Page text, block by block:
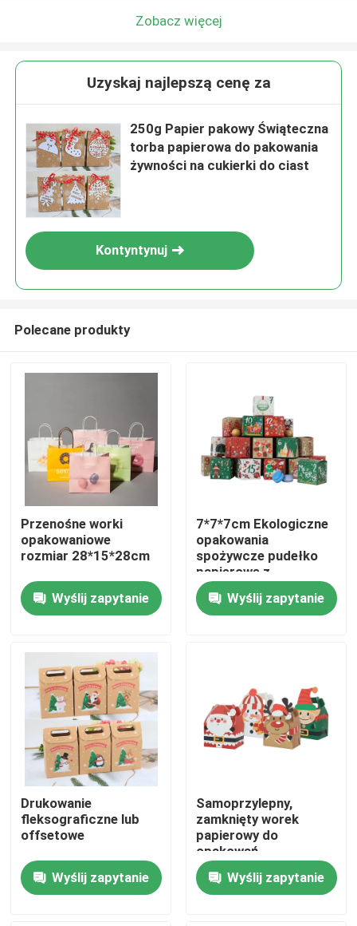
Dom
Filmy
O nas
Wycieczka po fabryce
Kontrola jakości
Skontaktuj się z nami
Aktualności
Opakowania do napojów spożywczych
Zobacz więcej
Uzyskaj najlepszą cenę za
250g Papier pakowy Świąteczna
torba papierowa do pakowania
żywności na cukierki do ciast
Kontyntynuj
Polecane produkty
Przenośne worki
opakowaniowe
rozmiar 28*15*28cm
Wyślij zapytanie
7*7*7cm Ekologiczne
opakowania
spożywcze pudełko
papierowe z
fleksograficzną lub
offsetową druką
Wyślij zapytanie
Drukowanie
fleksograficzne lub
offsetowe
Wyślij zapytanie
Samoprzylepny,
zamknięty worek
papierowy do
opakowań
spożywczych
wykonany z
materiałów
Wyślij zapytanie